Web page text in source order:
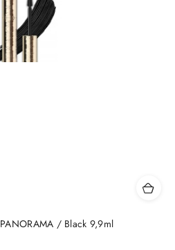
/ Black 9,9ml